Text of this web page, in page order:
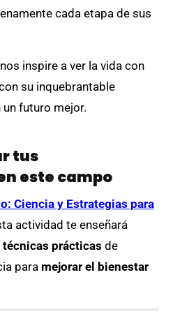
cada etapa de sus
inspire a ver la vida con
su inquebrantable
futuro mejor.
tus
este campo
Ciencia y Estrategias para
actividad te enseñará
técnicas prácticas de
para mejorar el bienestar